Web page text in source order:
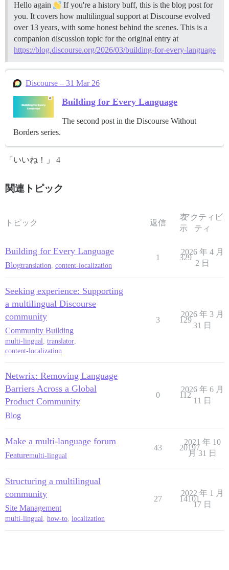
Hello again
If you're a history buff, this is the blog post for
you. It covers how multilingual support at Discourse evolved
over 13 years, with some honest behind the scenes. This is a
companion discussion topic for the original entry at
https://blog.discourse.org/2026/03/building-for-every-language
Discourse – 31 Mar 26
Building for Every Language
The second post in the Discourse Without
Borders series.
「いいね！」 4
関連トピック
トピック 返信
表
示
アクティビ
ティ
Building for Every Language
Blogtranslation content-localization
1 329
2026 年 4 月
2 日
Seeking experience: Supporting
a multilingual Discourse
community
Community Building
multi-lingual, translator,
content-localization
3 129
2026 年 3 月
31 日
Netwrix: Removing Language
Barriers Across a Global
Product Community
Blog
0 112
2026 年 6 月
11 日
Make a multi-language forum
Featuremulti-lingual
43 20197
2021 年 10
月 31 日
Structuring a multilingual
community
Site Management
multi-lingual, how-to, localization
27 14101
2022 年 1 月
17 日